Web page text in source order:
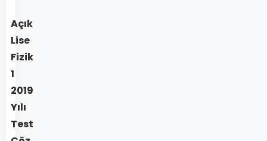
Açık
Lise
Fizik
1
2019
Yılı
Test